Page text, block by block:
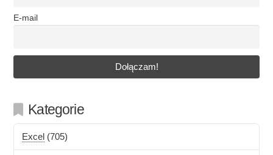
E-mail
Kategorie
Excel (705)